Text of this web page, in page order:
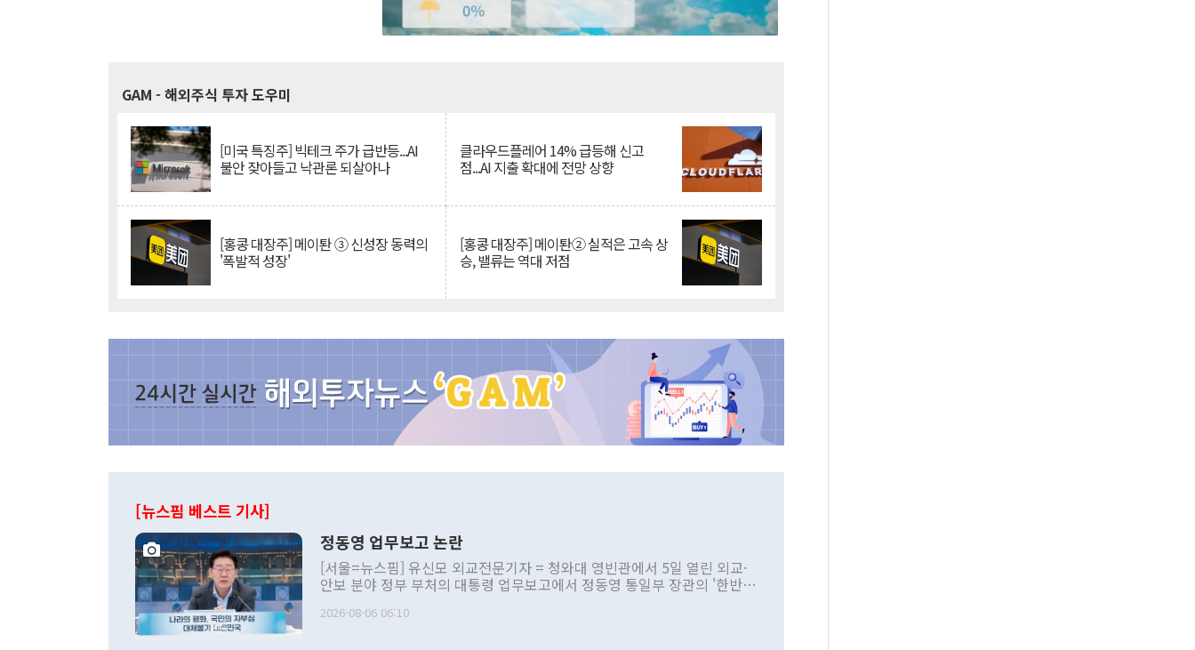
GAM - 해외주식 투자 도우미
[미국 특징주] 빅테크 주가 급반등...AI
불안 잦아들고 낙관론 되살아나
클라우드플레어 14% 급등해 신고
점...AI 지출 확대에 전망 상향
[홍콩 대장주] 메이퇀 ③ 신성장 동력의
'폭발적 성장'
[홍콩 대장주] 메이퇀② 실적은 고속 상
승, 밸류는 역대 저점
[뉴스핌 베스트 기사]
정동영 업무보고 논란
[서울=뉴스핌] 유신모 외교전문기자 = 청와대 영빈관에서 5일 열린 외교·
안보 분야 정부 부처의 대통령 업무보고에서 정동영 통일부 장관의 '한반도
발언 중에는 정부 내 조율을 거치지 않은 사안을 정책으로 추진하겠다고 공
2026-08-06 06:10